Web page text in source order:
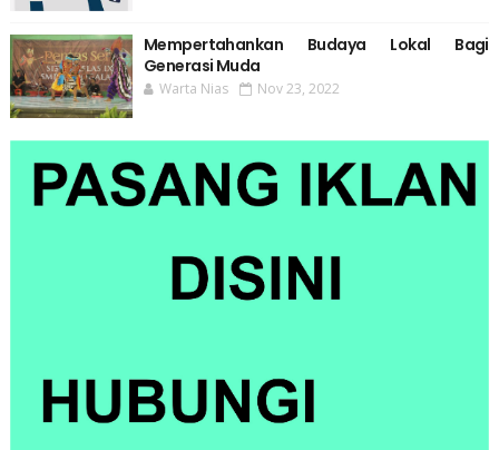
Mempertahankan Budaya Lokal Bagi
Generasi Muda
Warta Nias Nov 23, 2022